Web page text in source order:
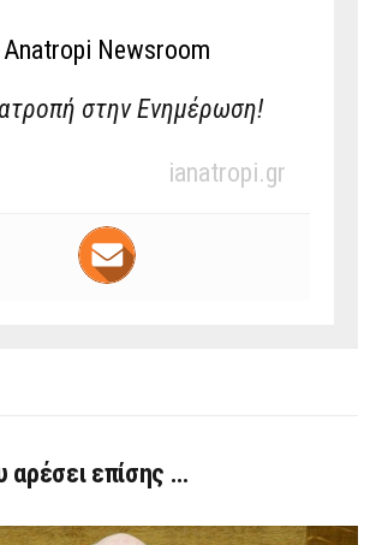
Anatropi Newsroom
στην Ενημέρωση!
ianatropi.gr
αρέσει επίσης …